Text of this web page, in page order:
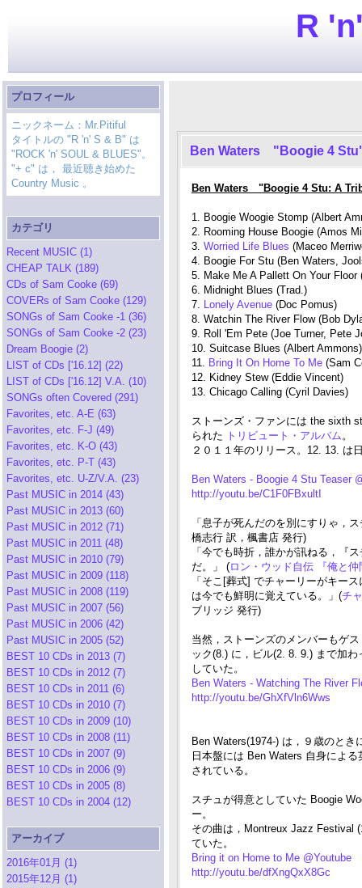
R
プロフィール
ニックネーム：Mr.Pitiful
タイトルの "R 'n' S & B" は
"ROCK 'n' SOUL & BLUES"。
"+ c" は， 最近聴き始めた
Country Music 。
カテゴリ
Recent MUSIC (1)
CHEAP TALK (189)
CDs of Sam Cooke (69)
COVERs of Sam Cooke (129)
SONGs of Sam Cooke -1 (36)
SONGs of Sam Cooke -2 (23)
Dream Boogie (2)
LIST of CDs ['16.12] (22)
LIST of CDs ['16.12] V.A. (10)
SONGs often Covered (291)
Favorites, etc. A-E (63)
Favorites, etc. F-J (49)
Favorites, etc. K-O (43)
Favorites, etc. P-T (43)
Favorites, etc. U-Z/V.A. (23)
Past MUSIC in 2014 (43)
Past MUSIC in 2013 (60)
Past MUSIC in 2012 (71)
Past MUSIC in 2011 (48)
Past MUSIC in 2010 (79)
Past MUSIC in 2009 (118)
Past MUSIC in 2008 (119)
Past MUSIC in 2007 (56)
Past MUSIC in 2006 (42)
Past MUSIC in 2005 (52)
BEST 10 CDs in 2013 (7)
BEST 10 CDs in 2012 (7)
BEST 10 CDs in 2011 (6)
BEST 10 CDs in 2010 (7)
BEST 10 CDs in 2009 (10)
BEST 10 CDs in 2008 (11)
BEST 10 CDs in 2007 (9)
BEST 10 CDs in 2006 (9)
BEST 10 CDs in 2005 (8)
BEST 10 CDs in 2004 (12)
アーカイブ
2016年01月 (1)
2015年12月 (1)
Ben Waters "Boogie 4
Ben Waters "Boogie 4 Stu: A
1. Boogie Woogie Stomp (Albert
2. Rooming House Boogie (Amos
3. Worried Life Blues (Maceo
4. Boogie For Stu (Ben Waters,
5. Make Me A Pallett On Your
6. Midnight Blues (Trad.)
7. Lonely Avenue (Doc Pomus)
8. Watchin The River Flow (Bob
9. Roll 'Em Pete (Joe Turner, Pete
10. Suitcase Blues (Albert Ammons)
11. Bring It On Home To Me (Sam
12. Kidney Stew (Eddie Vincent)
13. Chicago Calling (Cyril Davies)
ストーンズ・ファンには the sixth
られた トリビュート・アルバム。
２０１１年のリリース。12. 13. は
Ben Waters - Boogie 4 Stu Teaser
http://youtu.be/C1F0FBxultI
「息子が死んだのを別にすりゃ，
橋志行 訳，楓書店 発行)
「今でも時折，誰かが訊ねる，『
だ。」 (ロン・ウッド自伝 『俺と
「そこ[葬式] でチャーリーがキー
は今でも鮮明に覚えている。」(チ
ブリッジ 発行)
当然，ストーンズのメンバーもゲ
ック(8.) に，ビル(2. 8. 9.) まで加
していた。
Ben Waters - Watching The River
http://youtu.be/GhXfVln6Wws
Ben Waters(1974-) は，９歳のと
日本盤には Ben Waters 自身によ
されている。
スチュが得意としていた Boogie
ー。
その曲は，Montreux Jazz Festival
ていた。
Bring it on Home to Me @Youtube
http://youtu.be/dfXngQxX8Gc